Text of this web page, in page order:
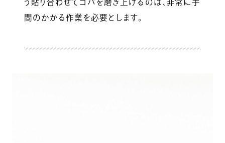
う貼り合わせてコバを磨き上げるのは、非常に手
間のかかる作業を必要とします。